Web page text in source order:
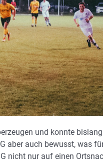
und konnte
aber auch bewusst, was
nicht nur auf einen